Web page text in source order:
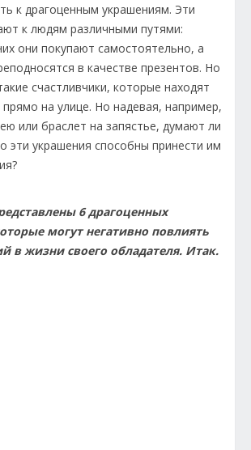
к драгоценным украшениям. Эти
к людям различными путями:
они покупают самостоятельно, а
в качестве презентов. Но
счастливчики, которые находят
прямо на улице. Но надевая, например,
или браслет на запястье, думают ли
эти украшения способны принести им
6 драгоценных
могут негативно повлиять
в жизни своего обладателя. Итак.